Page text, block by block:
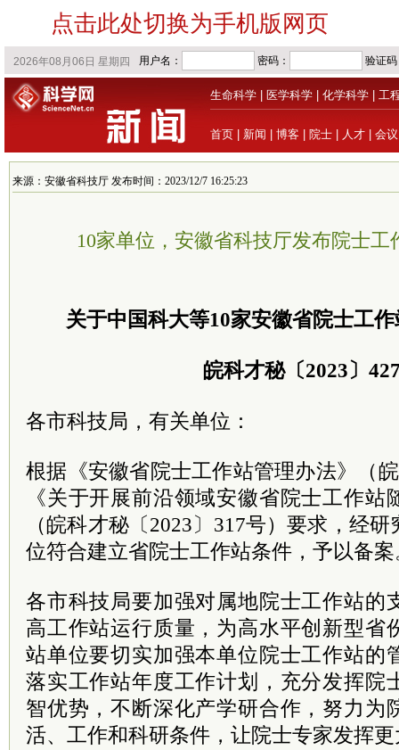
点击此处切换为手机版网页
生命科学 医学科学 化学科学 工
首页 新闻 博客 院士 人才 会议
来源：安徽省科技厅 发布时间：2023/12/7 16:25:23
10家单位，安徽省科技厅发布院士工
关于中国科大等10家安徽省院士工
皖科才秘〔2023〕
各市科技局，有关单位：
根据《安徽省院士工作站管理办法》（
《关于开展前沿领域安徽省院士工作
（皖科才秘〔2023〕317号）要求，经
位符合建立省院士工作站条件，予以备案
各市科技局要加强对属地院士工作站的
高工作站运行质量，为高水平创新型省
站单位要切实加强本单位院士工作站的
落实工作站年度工作计划，充分发挥院
智优势，不断深化产学研合作，努力为
活、工作和科研条件，让院士专家发挥